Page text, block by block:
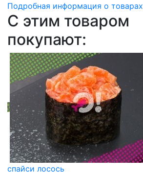
Подробная информация о товарах
C этим товаром
покупают:
спайси лосось